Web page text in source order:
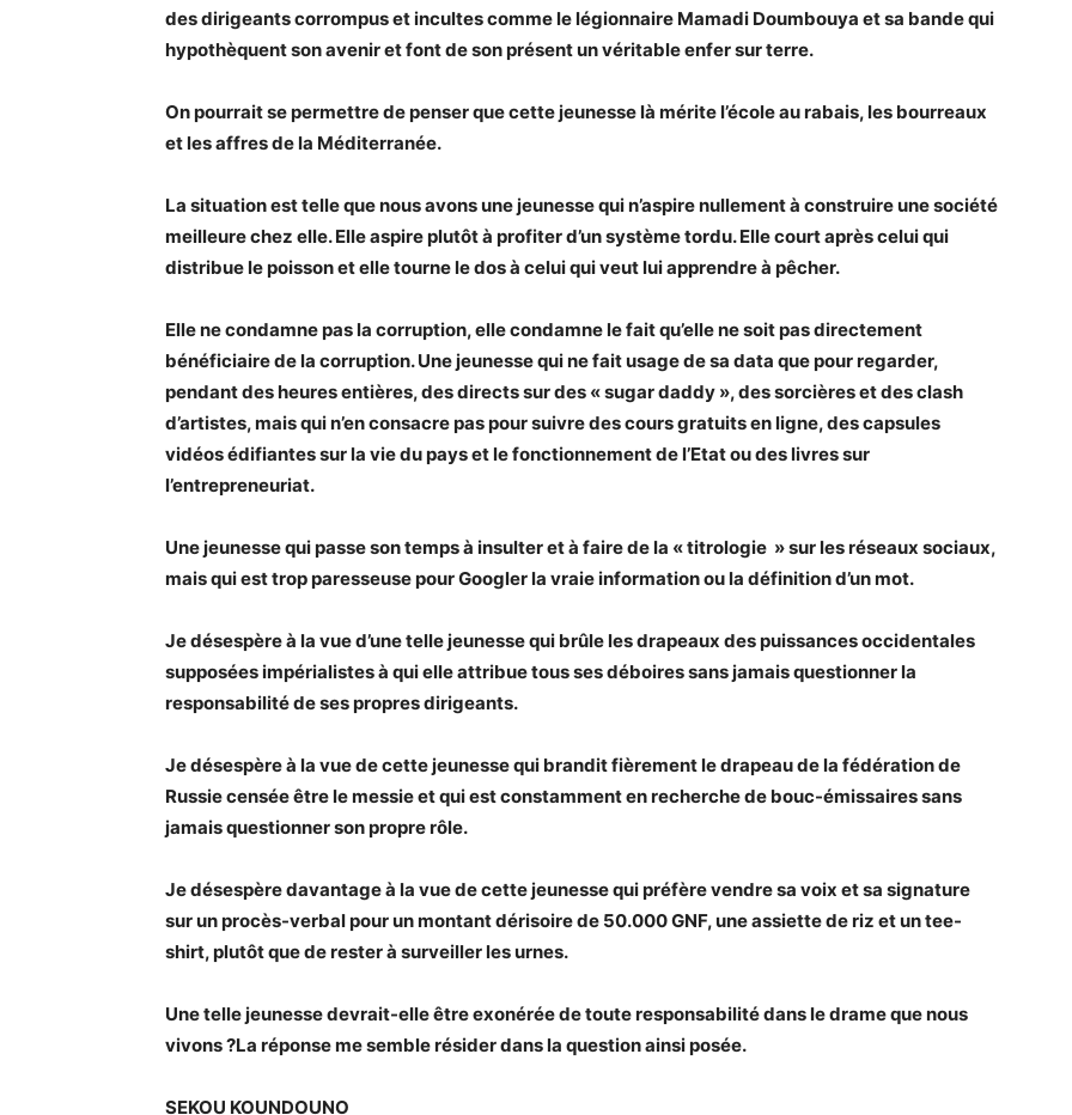
des dirigeants corrompus et incultes comme le légionnaire Mamadi Doumbouya et sa bande qui
hypothèquent son avenir et font de son présent un véritable enfer sur terre.
On pourrait se permettre de penser que cette jeunesse là mérite l’école au rabais, les bourreaux
et les affres de la Méditerranée.
La situation est telle que nous avons une jeunesse qui n’aspire nullement à construire une société
meilleure chez elle. Elle aspire plutôt à profiter d’un système tordu. Elle court après celui qui
distribue le poisson et elle tourne le dos à celui qui veut lui apprendre à pêcher.
Elle ne condamne pas la corruption, elle condamne le fait qu’elle ne soit pas directement
bénéficiaire de la corruption. Une jeunesse qui ne fait usage de sa data que pour regarder,
pendant des heures entières, des directs sur des « sugar daddy », des sorcières et des clash
d’artistes, mais qui n’en consacre pas pour suivre des cours gratuits en ligne, des capsules
vidéos édifiantes sur la vie du pays et le fonctionnement de l’Etat ou des livres sur
l’entrepreneuriat.
Une jeunesse qui passe son temps à insulter et à faire de la « titrologie » sur les réseaux sociaux,
mais qui est trop paresseuse pour Googler la vraie information ou la définition d’un mot.
Je désespère à la vue d’une telle jeunesse qui brûle les drapeaux des puissances occidentales
supposées impérialistes à qui elle attribue tous ses déboires sans jamais questionner la
responsabilité de ses propres dirigeants.
Je désespère à la vue de cette jeunesse qui brandit fièrement le drapeau de la fédération de
Russie censée être le messie et qui est constamment en recherche de bouc-émissaires sans
jamais questionner son propre rôle.
Je désespère davantage à la vue de cette jeunesse qui préfère vendre sa voix et sa signature
sur un procès-verbal pour un montant dérisoire de 50.000 GNF, une assiette de riz et un tee-
shirt, plutôt que de rester à surveiller les urnes.
Une telle jeunesse devrait-elle être exonérée de toute responsabilité dans le drame que nous
vivons ?La réponse me semble résider dans la question ainsi posée.
SEKOU KOUNDOUNO